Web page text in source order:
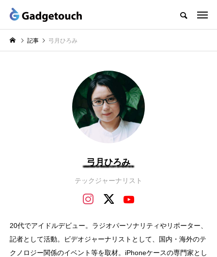
記事 弓月ひろみ
弓月ひろみ
テックジャーナリスト
20代でアイドルデビュー。ラジオパーソナリティやリポーター、
記者として活動。ビデオジャーナリストとして、国内・海外のテ
クノロジー関係のイベント等を取材。iPhoneケースの専門家とし